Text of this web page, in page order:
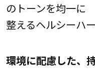
のトーンを均一に
整えるヘルシーハ
環境に配慮した、